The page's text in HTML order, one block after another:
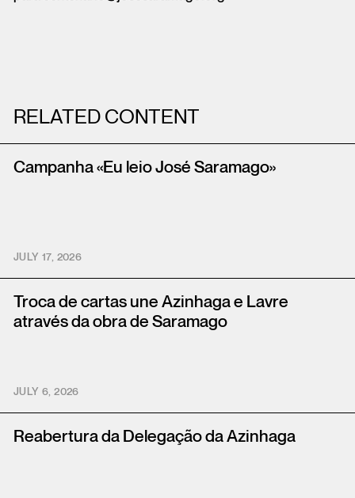
RELATED CONTENT
Campanha «Eu leio José Saramago»
JULY 17, 2026
Troca de cartas une Azinhaga e Lavre
através da obra de Saramago
JULY 6, 2026
Reabertura da Delegação da Azinhaga